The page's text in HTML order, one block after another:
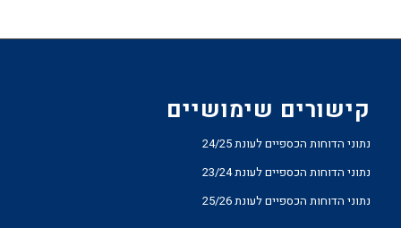
קישורים שימושיים
נתוני הדוחות הכספיים לעונת 24/25
נתוני הדוחות הכספיים לעונת 23/24
נתוני הדוחות הכספיים לעונת 25/26